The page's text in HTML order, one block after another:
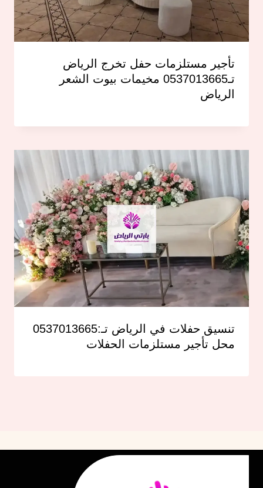
تأجير مستلزمات حفل تخرج الرياض
تـ0537013665 مخيمات بيوت الشعر
الرياض
تنسيق حفلات في الرياض تـ:0537013665
محل تأجير مستلزمات الحفلات